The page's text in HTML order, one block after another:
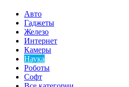
Авто
Гаджеты
Железо
Интернет
Камеры
Наука
Роботы
Софт